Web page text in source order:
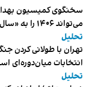
سخنگوی کمیسیون
می‌تواند ۱۴۰۶ را به «سال کشتار بیماران» تبدیل کند
تحلیل
تهران با طولانی کردن
انتخابات میان‌دوره‌ای
تحلیل